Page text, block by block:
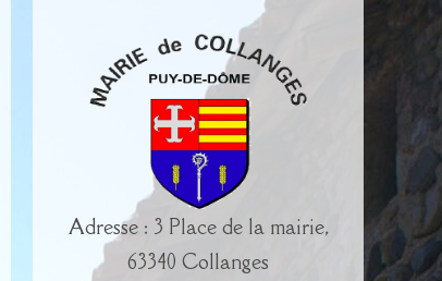
Adresse : 3 Place de la mairie,
63340 Collanges